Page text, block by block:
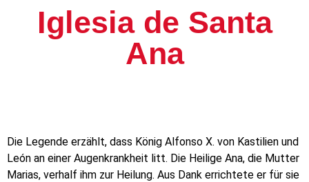
Iglesia de Santa
Ana
Die Legende erzählt, dass König Alfonso X. von Kastilien und
León an einer Augenkrankheit litt. Die Heilige Ana, die Mutter
Marias, verhalf ihm zur Heilung. Aus Dank errichtete er für sie